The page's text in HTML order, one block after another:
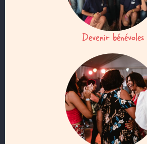
Devenir bénévoles